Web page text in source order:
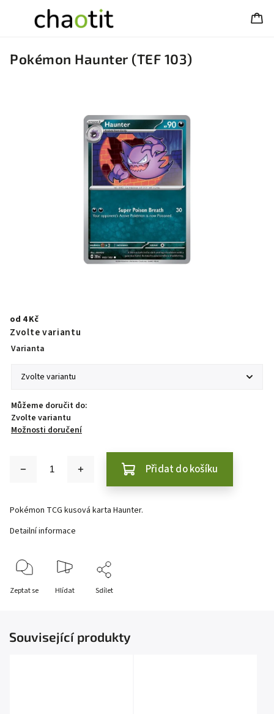
Pokémon Haunter (TEF 103)
od 4 Kč
Zvolte variantu
Varianta
Můžeme doručit do:
Zvolte variantu
Možnosti doručení
Přidat do košíku
Pokémon TCG kusová karta Haunter.
Detailní informace
Zeptat se Hlídat Sdílet
Související produkty